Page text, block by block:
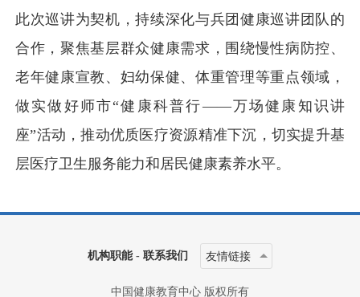
此次巡讲为契机，持续深化与兵团健康巡讲团队的
合作，聚焦基层群众健康需求，围绕慢性病防控、
老年健康宣教、妇幼保健、体重管理等重点领域，
做实做好师市“健康科普行——万场健康知识讲
座”活动，推动优质医疗资源精准下沉，切实提升基
层医疗卫生服务能力和居民健康素养水平。
机构职能- 联系我们 友情链接
中国健康教育中心 版权所有